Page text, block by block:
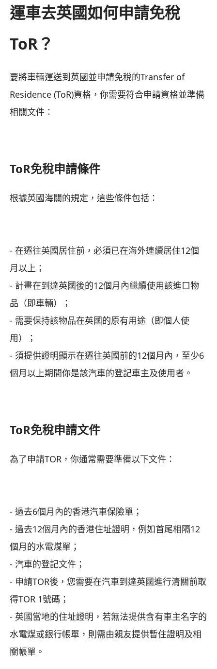
運車去英國如何申請免稅
ToR？
要將車輛運送到英國並申請免稅的Transfer of
Residence (ToR)資格，你需要符合申請資格並準備
相關文件：
ToR免稅申請條件
根據英國海關的規定，這些條件包括：
- 在遷往英國居住前，必須已在海外連續居住12個
月以上；
- 計畫在到達英國後的12個月內繼續使用該進口物
品（即車輛）；
- 需要保持該物品在英國的原有用途（即個人使
用）；
- 須提供證明顯示在遷往英國前的12個月內，至少6
個月以上期間你是該汽車的登記車主及使用者。
ToR免稅申請文件
為了申請TOR，你通常需要準備以下文件：
- 過去6個月內的香港汽車保險單；
- 過去12個月內的香港住址證明，例如首尾相隔12
個月的水電煤單；
- 汽車的登記文件；
- 申請TOR後，您需要在汽車到達英國進行清關前取
得TOR 1號碼；
- 英國當地的住址證明，若無法提供含有車主名字的
水電煤或銀行帳單，則需由親友提供暫住證明及相
關帳單。